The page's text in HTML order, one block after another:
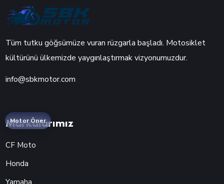
Tüm tutku göğsümüze vuran rüzgarla başladı. Motosiklet
kültürünü ülkemizde yaygınlaştırmak vizyonumuzdur.
info@sbkmotor.com
Markalarımız
CF Moto
Honda
Motor Öner